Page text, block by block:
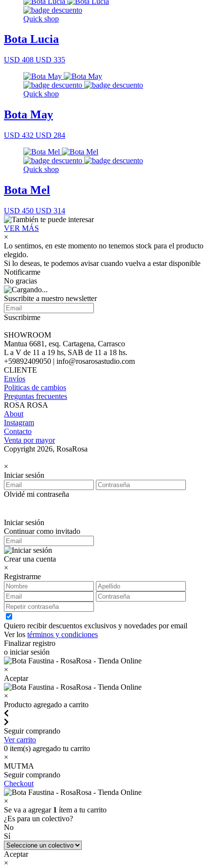
Quick shop
Bota Lucia
USD 408 USD 335
Quick shop
Bota May
USD 432 USD 284
Quick shop
Bota Mel
USD 450 USD 314
VER MÁS
×
Lo sentimos, en este momento no tenemos stock para el producto
elegido.
Si lo deseas, te podemos avisar cuando vuelva a estar disponible
Notificarme
No gracias
Suscribite a nuestro newsletter
Suscribirme
SHOWROOM
Mantua 6681, esq. Cartagena, Carrasco
L a V de 11 a 19 hs, SAB de 11 a 18 hs.
+59892409050 | info@rosarosastudio.com
CLIENTE
Envíos
Politicas de cambios
Preguntas frecuentes
ROSA ROSA
About
Instagram
Contacto
Venta por mayor
Copyright 2026, RosaRosa
×
Iniciar sesión
Olvidé mi contraseña
Iniciar sesión
Continuar como invitado
Crear una cuenta
×
Registrarme
Quiero recibir descuentos exclusivos y novedades por email
Ver los términos y condiciones
Finalizar registro
o iniciar sesión
×
Aceptar
×
Producto agregado a carrito
Seguir comprando
Ver carrito
0 item(s) agregado tu carrito
×
MUTMA
Seguir comprando
Checkout
×
Se va a agregar 1 ítem a tu carrito
¿Es para un colectivo?
No
Sí
Aceptar
×